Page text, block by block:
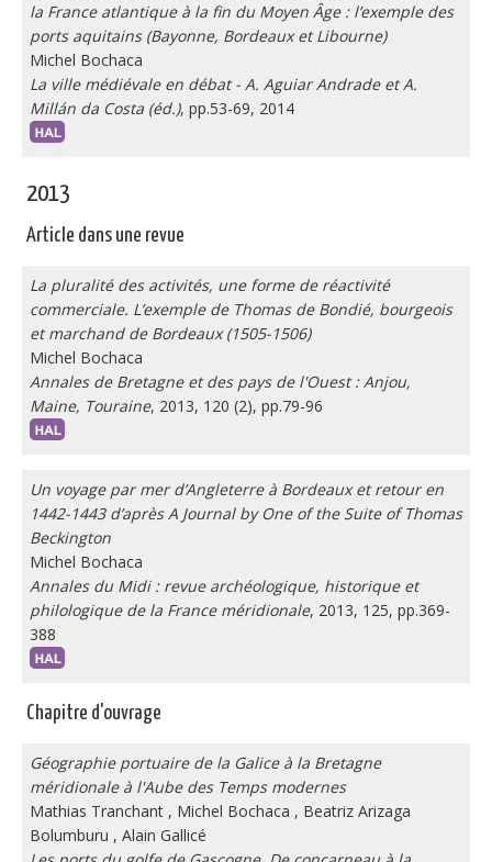
la France atlantique à la fin du Moyen Âge : l’exemple des
ports aquitains (Bayonne, Bordeaux et Libourne)
Michel Bochaca
La ville médiévale en débat - A. Aguiar Andrade et A.
Millán da Costa (éd.), pp.53-69, 2014
2013
Article dans une revue
La pluralité des activités, une forme de réactivité
commerciale. L’exemple de Thomas de Bondié, bourgeois
et marchand de Bordeaux (1505-1506)
Michel Bochaca
Annales de Bretagne et des pays de l'Ouest : Anjou,
Maine, Touraine, 2013, 120 (2), pp.79-96
Un voyage par mer d’Angleterre à Bordeaux et retour en
1442-1443 d’après A Journal by One of the Suite of Thomas
Beckington
Michel Bochaca
Annales du Midi : revue archéologique, historique et
philologique de la France méridionale, 2013, 125, pp.369-
388
Chapitre d'ouvrage
Géographie portuaire de la Galice à la Bretagne
méridionale à l'Aube des Temps modernes
Mathias Tranchant , Michel Bochaca , Beatriz Arizaga
Bolumburu , Alain Gallicé